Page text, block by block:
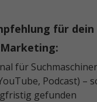
für dein
für
Podcast) –
gefunden